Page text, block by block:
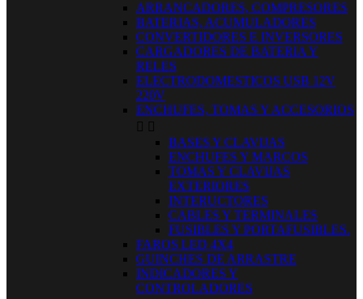
ARRANCADORES, COMPRESORES
BATERIAS, ACUMULADORES
CONVERTIDORES E INVERSORES
CARGADORES DE BATERIA Y
RELES
ELECTRODOMESTICOS USB 12V
220V
ENCHUFES, TOMAS Y ACCESORIOS
 
BASES Y CLAVIJAS
ENCHUFES Y MARCOS
TOMAS Y CLAVIJAS
EXTERIORES
INTERUCTORES
CABLES Y TERMINALES
FUSIBLES Y PORTAFUSIBLES.
FAROS LED 4X4
GUINCHES DE ARRASTRE
INDICADORES Y
CONTROLADORES